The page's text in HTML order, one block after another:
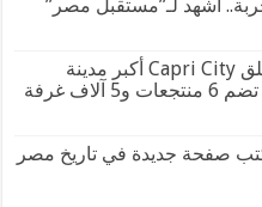
أشهد لـ”مستقبل مصر”
مجموعة بيك الباتروس للفنادق تطلق Capri City أكبر مدينة
غرفة
صفحة جديدة في تاريخ مصر